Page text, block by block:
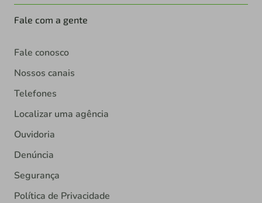
Fale com a gente
Fale conosco
Nossos canais
Telefones
Localizar uma agência
Ouvidoria
Denúncia
Segurança
Política de Privacidade